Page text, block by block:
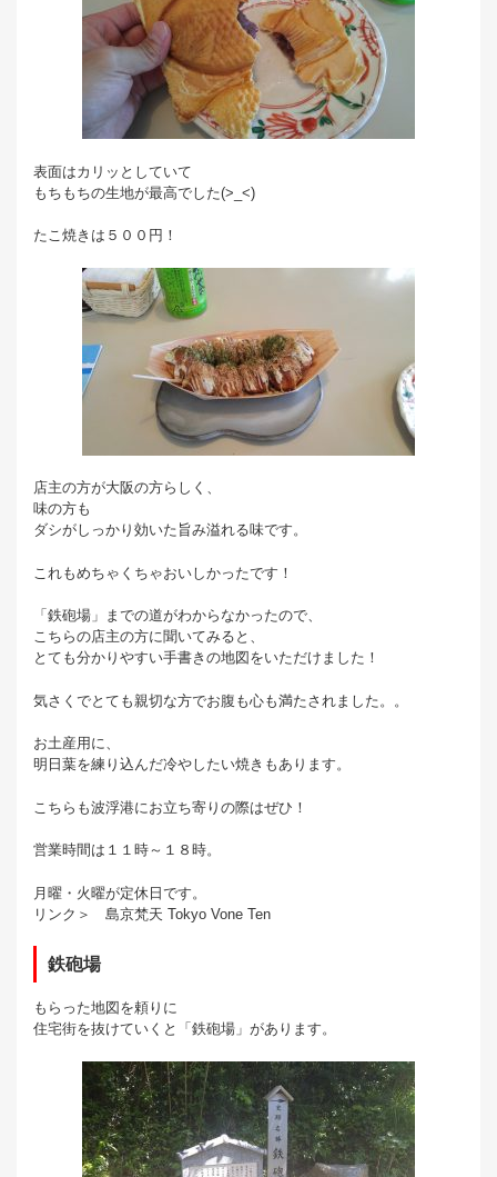
表面はカリッとしていて
もちもちの生地が最高でした(>_<)
たこ焼きは５００円！
店主の方が大阪の方らしく、
味の方も
ダシがしっかり効いた旨み溢れる味です。
これもめちゃくちゃおいしかったです！
「鉄砲場」までの道がわからなかったので、
こちらの店主の方に聞いてみると、
とても分かりやすい手書きの地図をいただけました！
気さくでとても親切な方でお腹も心も満たされました。。
お土産用に、
明日葉を練り込んだ冷やしたい焼きもあります。
こちらも波浮港にお立ち寄りの際はぜひ！
営業時間は１１時～１８時。
月曜・火曜が定休日です。
リンク＞ 島京梵天 Tokyo Vone Ten
鉄砲場
もらった地図を頼りに
住宅街を抜けていくと「鉄砲場」があります。